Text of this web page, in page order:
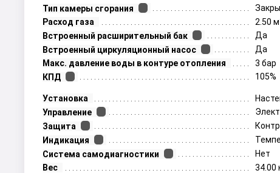
Тип камеры сгорания
Расход газа
2.50
Встроенный расширительный бак
Да
Встроенный циркуляционный насос
Да
Макс. давление воды в контуре отопления
3 бар
КПД
105%
Установка
Управление
Защита
Индикация
Система самодиагностики
Нет
Вес
34.00